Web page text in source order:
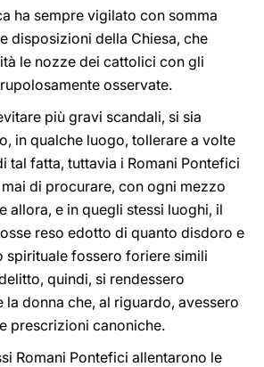
ha sempre vigilato con somma
disposizioni della Chiesa, che
le nozze dei cattolici con gli
osservate.
più gravi scandali, si sia
in qualche luogo, tollerare a volte
tal fatta, tuttavia i Romani Pontefici
di procurare, con ogni mezzo
allora, e in quegli stessi luoghi, il
reso edotto di quanto disdoro e
spirituale fossero foriere simili
quindi, si rendessero
la donna che, al riguardo, avessero
prescrizioni canoniche.
Romani Pontefici allentarono le